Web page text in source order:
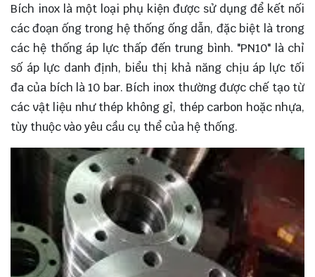
Bích inox là một loại phụ kiện được sử dụng để kết nối
các đoạn ống trong hệ thống ống dẫn, đặc biệt là trong
các hệ thống áp lực thấp đến trung bình. "PN10" là chỉ
số áp lực danh định, biểu thị khả năng chịu áp lực tối
đa của bích là 10 bar. Bích inox thường được chế tạo từ
các vật liệu như thép không gỉ, thép carbon hoặc nhựa,
tùy thuộc vào yêu cầu cụ thể của hệ thống.